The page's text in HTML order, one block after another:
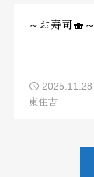
～お寿司🍣～
2025.11.28
東住吉